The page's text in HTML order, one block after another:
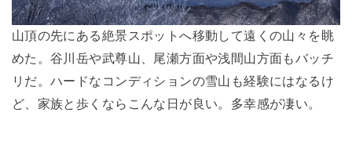
山頂の先にある絶景スポットへ移動して遠くの山々を眺
めた。谷川岳や武尊山、尾瀬方面や浅間山方面もバッチ
リだ。ハードなコンディションの雪山も経験にはなるけ
ど、家族と歩くならこんな日が良い。多幸感が凄い。